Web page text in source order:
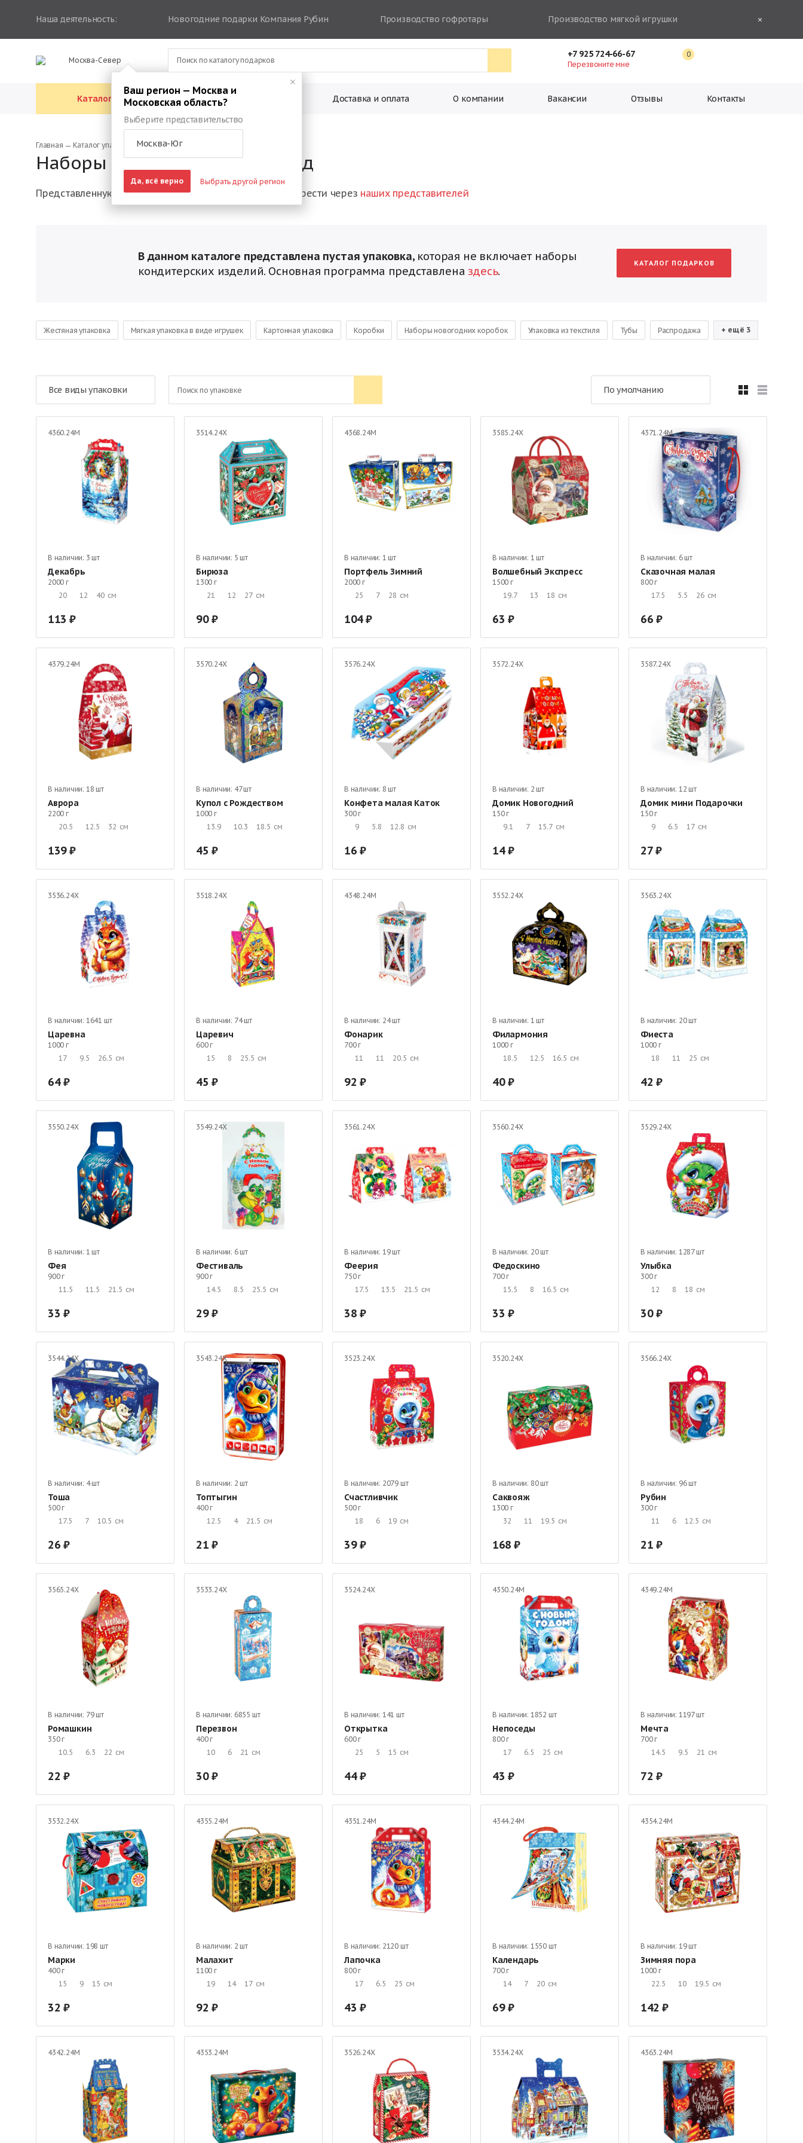
Наша деятельность: Новогодние подарки Компания Рубин Производство гофротары Производство мягкой игрушки
Москва-Север
+7 925 724-66-67
Перезвоните мне
Ваш регион — Москва и
Московская область?
Выберите представительство
Москва-Юг
Да, всё верно Выбрать другой регион
0
Каталог подарков Каталог упаковки Доставка и оплата О компании Вакансии Отзывы Контакты
Главная Каталог упаковки Наборы новогодних коробок
Наборы коробок на Новый год
Представленную в этом каталоге упаковку можно приобрести через наших представителей
В данном каталоге представлена пустая упаковка, которая не включает наборы
кондитерских изделий. Основная программа представлена здесь.
КАТАЛОГ ПОДАРКОВ
Жестяная упаковка Мягкая упаковка в виде игрушек Картонная упаковка Коробки Наборы новогодних коробок Упаковка из текстиля Тубы Распродажа + ещё 3
По умолчанию
Все виды упаковки
4360.24М
В наличии: 3 шт
Декабрь
2000 г
20
12 40 см
113
3514.24Х
В наличии: 5 шт
Бирюза
1300 г
21
12 27 см
90
4368.24М
В наличии: 1 шт
Портфель Зимний
2000 г
25
7 28 см
104
3585.24Х
В наличии: 1 шт
Волшебный Экспресс
1500 г
19.7
13 18 см
63
4371.24М
В наличии: 6 шт
Сказочная малая
800 г
17.5
5.5 26 см
66
4379.24М
В наличии: 18 шт
Аврора
2200 г
20.5
12.5 32 см
139
3570.24Х
В наличии: 47 шт
Купол с Рождеством
1000 г
13.9
10.3 18.5 см
45
3576.24Х
В наличии: 8 шт
Конфета малая Каток
300 г
9
5.8 12.8 см
16
3572.24Х
В наличии: 2 шт
Домик Новогодний
150 г
9.1
7 15.7 см
14
3587.24Х
В наличии: 12 шт
Домик мини Подарочки
150 г
9
6.5 17 см
27
3536.24Х
В наличии: 1641 шт
Царевна
1000 г
17
9.5 26.5 см
64
3518.24Х
В наличии: 74 шт
Царевич
600 г
15
8 25.5 см
45
4348.24М
В наличии: 24 шт
Фонарик
700 г
11
11 20.5 см
92
3552.24Х
В наличии: 1 шт
Филармония
1000 г
18.5
12.5 16.5 см
40
3563.24Х
В наличии: 20 шт
Фиеста
1000 г
18
11 25 см
42
3550.24Х
В наличии: 1 шт
Фея
900 г
11.5
11.5 21.5 см
33
3549.24Х
В наличии: 6 шт
Фестиваль
900 г
14.5
8.5 25.5 см
29
3561.24Х
В наличии: 19 шт
Феерия
750 г
17.5
13.5 21.5 см
38
3560.24Х
В наличии: 20 шт
Федоскино
700 г
15.5
8 16.5 см
33
3529.24Х
В наличии: 1287 шт
Улыбка
300 г
12
8 18 см
30
3544.24Х
В наличии: 4 шт
Тоша
500 г
17.5
7 10.5 см
26
3543.24Х
В наличии: 2 шт
Топтыгин
400 г
12.5
4 21.5 см
21
3523.24Х
В наличии: 2079 шт
Счастливчик
500 г
18
6 19 см
39
3520.24Х
В наличии: 80 шт
Саквояж
1300 г
32
11 19.5 см
168
3566.24Х
В наличии: 96 шт
Рубин
300 г
11
6 12.5 см
21
3565.24Х
В наличии: 79 шт
Ромашкин
350 г
10.5
6.3 22 см
22
3533.24Х
В наличии: 6855 шт
Перезвон
400 г
10
6 21 см
30
3524.24Х
В наличии: 141 шт
Открытка
600 г
25
5 15 см
44
4350.24М
В наличии: 1852 шт
Непоседы
800 г
17
6.5 25 см
43
4349.24М
В наличии: 1197 шт
Мечта
700 г
14.5
9.5 21 см
72
3532.24Х
В наличии: 198 шт
Марки
400 г
15
9 15 см
32
4355.24М
В наличии: 2 шт
Малахит
1100 г
19
14 17 см
92
4351.24М
В наличии: 2120 шт
Лапочка
800 г
17
6.5 25 см
43
4344.24М
В наличии: 1550 шт
Календарь
700 г
14
7 20 см
69
4354.24М
В наличии: 19 шт
Зимняя пора
1000 г
22.5
10 19.5 см
142
4342.24М 4353.24М 3526.24Х 3534.24Х 4363.24М